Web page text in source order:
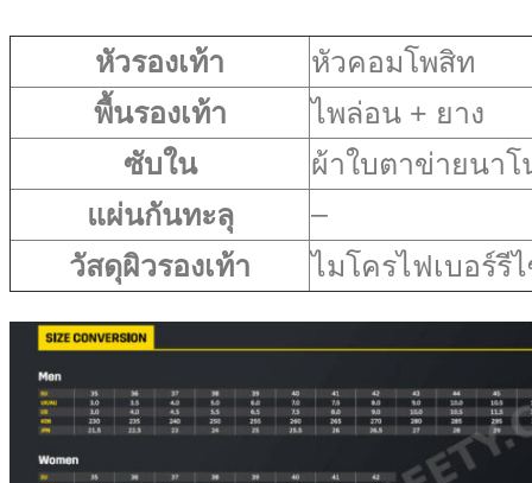
หัวรองเท้า
หัวคอมโพสิท
พื้นรองเท้า
ไพล่อน + ยาง
ซับใน
ผ้าใบตาข่ายนาโ
แผ่นกันทะลุ
–
วัสดุผิวรองเท้า
ไมโครไฟเบอร์รี